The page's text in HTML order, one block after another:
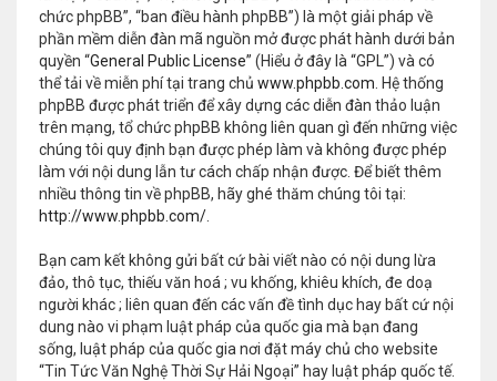
chức phpBB”, “ban điều hành phpBB”) là một giải pháp về
phần mềm diễn đàn mã nguồn mở được phát hành dưới bản
quyền “General Public License” (Hiểu ở đây là “GPL”) và có
thể tải về miễn phí tại trang chủ www.phpbb.com . Hệ thống
phpBB được phát triển để xây dựng các diễn đàn thảo luận
trên mạng, tổ chức phpBB không liên quan gì đến những việc
chúng tôi quy định bạn được phép làm và không được phép
làm với nội dung lẫn tư cách chấp nhận được. Để biết thêm
nhiều thông tin về phpBB, hãy ghé thăm chúng tôi tại:
http://www.phpbb.com/
Bạn cam kết không gửi bất cứ bài viết nào có nội dung lừa
đảo, thô tục, thiếu văn hoá ; vu khống, khiêu khích, đe doạ
người khác ; liên quan đến các vấn đề tình dục hay bất cứ nội
dung nào vi phạm luật pháp của quốc gia mà bạn đang
sống, luật pháp của quốc gia nơi đặt máy chủ cho website
“Tin Tức Văn Nghệ Thời Sự Hải Ngoại” hay luật pháp quốc tế.